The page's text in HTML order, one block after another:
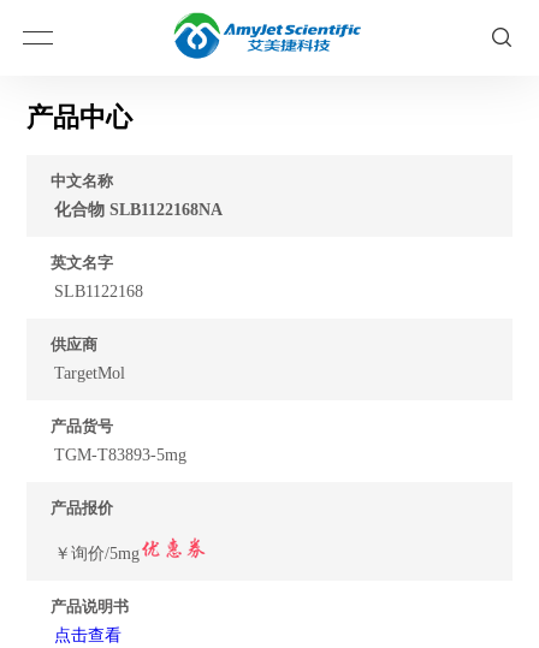
产品中心
中文名称
化合物 SLB1122168NA
英文名字
SLB1122168
供应商
TargetMol
产品货号
TGM-T83893-5mg
产品报价
￥询价/5mg
产品说明书
点击查看